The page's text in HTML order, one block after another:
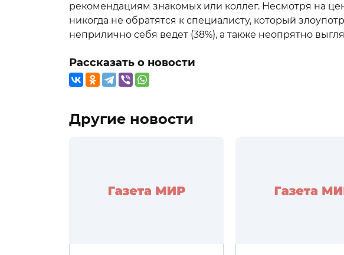
рекомендациям знакомых или коллег. Несмотря на
никогда не обратятся к специалисту, который
неприлично себя ведет (38%), а также неопрятно
Рассказать о новости
Другие новости